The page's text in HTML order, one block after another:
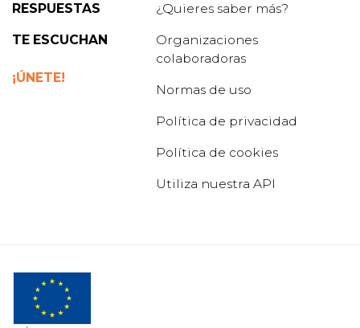
RESPUESTAS
TE ESCUCHAN
¡ÚNETE!
¿Quieres saber más?
Organizaciones
colaboradoras
Normas de uso
Política de privacidad
Política de cookies
Utiliza nuestra API